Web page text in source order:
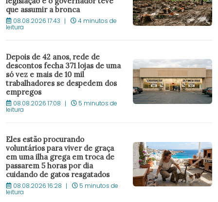
que assumir a bronca
08.08.2026 17:43 4 minutos de
leitura
Depois de 42 anos, rede de
descontos fecha 371 lojas de uma
só vez e mais de 10 mil
trabalhadores se despedem dos
empregos
08.08.2026 17:08 5 minutos de
leitura
Eles estão procurando
voluntários para viver de graça
em uma ilha grega em troca de
passarem 5 horas por dia
cuidando de gatos resgatados
08.08.2026 16:28 5 minutos de
leitura